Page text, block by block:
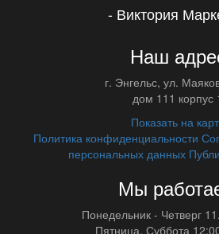
- Виктория
Наш
г. Энгельс, ул.
дом 111 корпус
Показать на
Политика конфиденциальности
персональных данных
Мы
Понедельник - Четверг
Пятница, Суббота